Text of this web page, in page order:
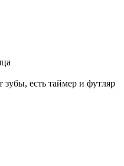
зубы, есть таймер и футляр